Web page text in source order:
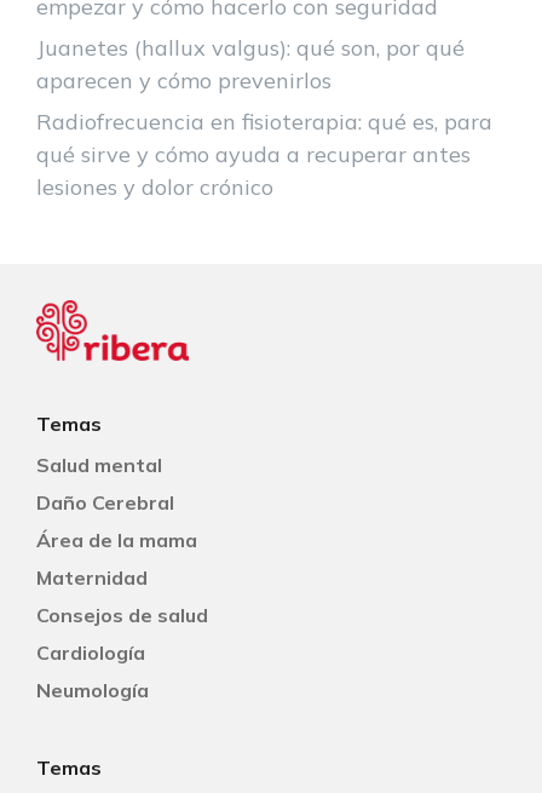
empezar y cómo hacerlo con seguridad
Juanetes (hallux valgus): qué son, por qué
aparecen y cómo prevenirlos
Radiofrecuencia en fisioterapia: qué es, para
qué sirve y cómo ayuda a recuperar antes
lesiones y dolor crónico
Temas
Salud mental
Daño Cerebral
Área de la mama
Maternidad
Consejos de salud
Cardiología
Neumología
Temas